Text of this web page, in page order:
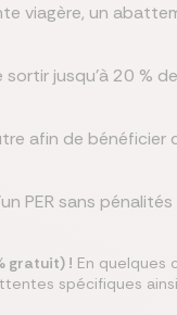
viagère, un
jusqu’à 20 %
afin de bénéficier
PER sans pénalités
gratuit) ! En quelques
spécifiques